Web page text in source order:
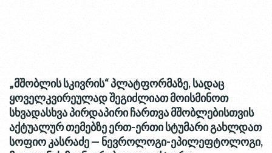
„მშობლისსკივრის“პლატფორმაზე,სადაც
ყოველკვირეულადშეგიძლიათმოისმინოთ
სხვადასხვაპირდაპირიჩართვამშობლებისთვის
აქტუალურთემებზეერთ-ერთისტუმარიგახლდათ
სოფიოკასრაძე— ნევროლოგი-ეპილეფტოლოგი,